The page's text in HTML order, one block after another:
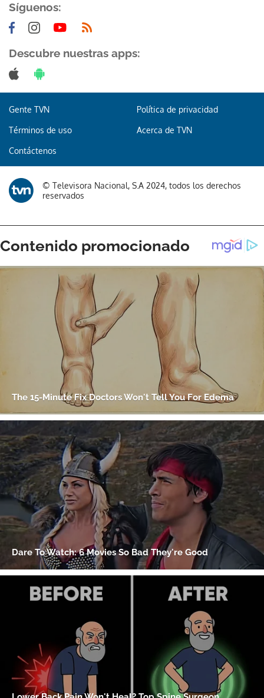
Síguenos:
Descubre nuestras apps:
Gente TVN Política de privacidad
Términos de uso Acerca de TVN
Contáctenos
© Televisora Nacional, S.A 2024, todos los derechos
reservados